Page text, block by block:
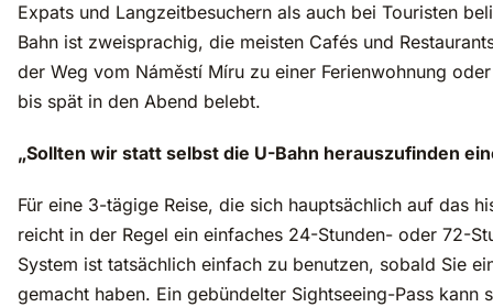
Expats und Langzeitbesuchern als auch bei Touristen
Bahn ist zweisprachig, die meisten Cafés und
der Weg vom Náměstí Míru zu einer Ferienwohnung
bis spät in den Abend belebt.
„Sollten wir statt selbst die U-Bahn herauszufinden
Für eine 3-tägige Reise, die sich hauptsächlich auf das
reicht in der Regel ein einfaches 24-Stunden- oder 72-
System ist tatsächlich einfach zu benutzen, sobald Sie
gemacht haben. Ein gebündelter Sightseeing-Pass kann